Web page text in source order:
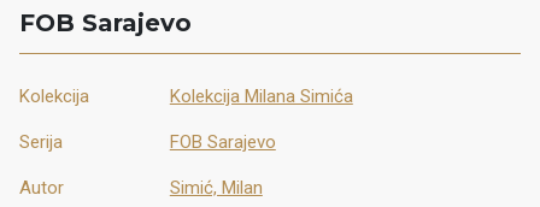
FOB Sarajevo
Kolekcija Kolekcija Milana Simića
Serija FOB Sarajevo
Autor Simić, Milan